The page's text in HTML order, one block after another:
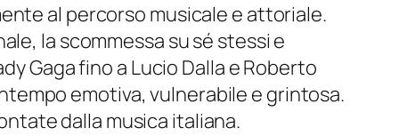
al percorso musicale e attoriale.
la scommessa su sé stessi e
Gaga fino a Lucio Dalla e Roberto
emotiva, vulnerabile e grintosa.
dalla musica italiana.